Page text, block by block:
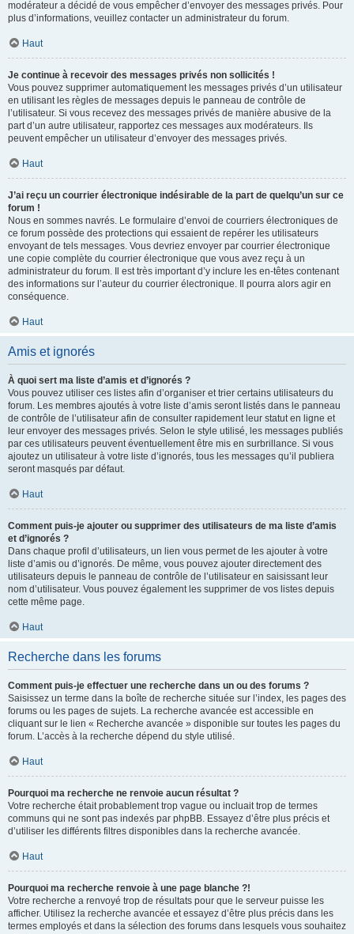
modérateur a décidé de vous empêcher d’envoyer des messages privés. Pour
plus d’informations, veuillez contacter un administrateur du forum.
Haut
Je continue à recevoir des messages privés non sollicités !
Vous pouvez supprimer automatiquement les messages privés d’un utilisateur
en utilisant les règles de messages depuis le panneau de contrôle de
l’utilisateur. Si vous recevez des messages privés de manière abusive de la
part d’un autre utilisateur, rapportez ces messages aux modérateurs. Ils
peuvent empêcher un utilisateur d’envoyer des messages privés.
Haut
J’ai reçu un courrier électronique indésirable de la part de quelqu’un sur ce
forum !
Nous en sommes navrés. Le formulaire d’envoi de courriers électroniques de
ce forum possède des protections qui essaient de repérer les utilisateurs
envoyant de tels messages. Vous devriez envoyer par courrier électronique
une copie complète du courrier électronique que vous avez reçu à un
administrateur du forum. Il est très important d’y inclure les en-têtes contenant
des informations sur l’auteur du courrier électronique. Il pourra alors agir en
conséquence.
Haut
Amis et ignorés
À quoi sert ma liste d’amis et d’ignorés ?
Vous pouvez utiliser ces listes afin d’organiser et trier certains utilisateurs du
forum. Les membres ajoutés à votre liste d’amis seront listés dans le panneau
de contrôle de l’utilisateur afin de consulter rapidement leur statut en ligne et
leur envoyer des messages privés. Selon le style utilisé, les messages publiés
par ces utilisateurs peuvent éventuellement être mis en surbrillance. Si vous
ajoutez un utilisateur à votre liste d’ignorés, tous les messages qu’il publiera
seront masqués par défaut.
Haut
Comment puis-je ajouter ou supprimer des utilisateurs de ma liste d’amis
et d’ignorés ?
Dans chaque profil d’utilisateurs, un lien vous permet de les ajouter à votre
liste d’amis ou d’ignorés. De même, vous pouvez ajouter directement des
utilisateurs depuis le panneau de contrôle de l’utilisateur en saisissant leur
nom d’utilisateur. Vous pouvez également les supprimer de vos listes depuis
cette même page.
Haut
Recherche dans les forums
Comment puis-je effectuer une recherche dans un ou des forums ?
Saisissez un terme dans la boîte de recherche située sur l’index, les pages des
forums ou les pages de sujets. La recherche avancée est accessible en
cliquant sur le lien « Recherche avancée » disponible sur toutes les pages du
forum. L’accès à la recherche dépend du style utilisé.
Haut
Pourquoi ma recherche ne renvoie aucun résultat ?
Votre recherche était probablement trop vague ou incluait trop de termes
communs qui ne sont pas indexés par phpBB. Essayez d’être plus précis et
d’utiliser les différents filtres disponibles dans la recherche avancée.
Haut
Pourquoi ma recherche renvoie à une page blanche ?!
Votre recherche a renvoyé trop de résultats pour que le serveur puisse les
afficher. Utilisez la recherche avancée et essayez d’être plus précis dans les
termes employés et dans la sélection des forums dans lesquels vous souhaitez